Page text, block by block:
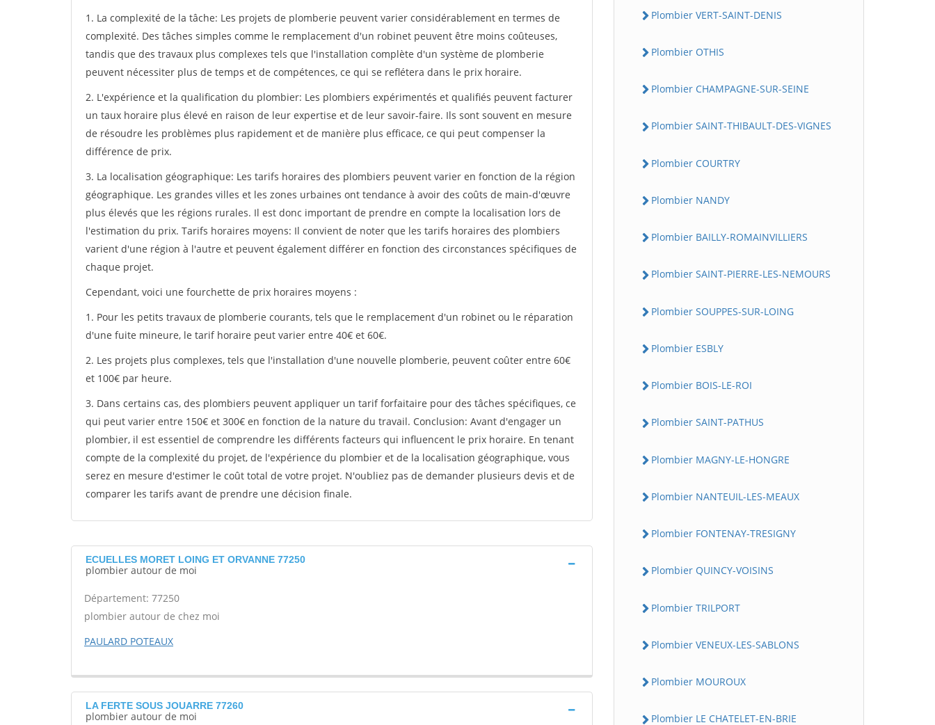
1. La complexité de la tâche: Les projets de plomberie peuvent varier considérablement en termes de
complexité. Des tâches simples comme le remplacement d'un robinet peuvent être moins coûteuses,
tandis que des travaux plus complexes tels que l'installation complète d'un système de plomberie
peuvent nécessiter plus de temps et de compétences, ce qui se reflétera dans le prix horaire.
2. L'expérience et la qualification du plombier: Les plombiers expérimentés et qualifiés peuvent facturer
un taux horaire plus élevé en raison de leur expertise et de leur savoir-faire. Ils sont souvent en mesure
de résoudre les problèmes plus rapidement et de manière plus efficace, ce qui peut compenser la
différence de prix.
3. La localisation géographique: Les tarifs horaires des plombiers peuvent varier en fonction de la région
géographique. Les grandes villes et les zones urbaines ont tendance à avoir des coûts de main-d'œuvre
plus élevés que les régions rurales. Il est donc important de prendre en compte la localisation lors de
l'estimation du prix. Tarifs horaires moyens: Il convient de noter que les tarifs horaires des plombiers
varient d'une région à l'autre et peuvent également différer en fonction des circonstances spécifiques de
chaque projet.
Cependant, voici une fourchette de prix horaires moyens :
1. Pour les petits travaux de plomberie courants, tels que le remplacement d'un robinet ou le réparation
d'une fuite mineure, le tarif horaire peut varier entre 40€ et 60€.
2. Les projets plus complexes, tels que l'installation d'une nouvelle plomberie, peuvent coûter entre 60€
et 100€ par heure.
3. Dans certains cas, des plombiers peuvent appliquer un tarif forfaitaire pour des tâches spécifiques, ce
qui peut varier entre 150€ et 300€ en fonction de la nature du travail. Conclusion: Avant d'engager un
plombier, il est essentiel de comprendre les différents facteurs qui influencent le prix horaire. En tenant
compte de la complexité du projet, de l'expérience du plombier et de la localisation géographique, vous
serez en mesure d'estimer le coût total de votre projet. N'oubliez pas de demander plusieurs devis et de
comparer les tarifs avant de prendre une décision finale.
ECUELLES MORET LOING ET ORVANNE 77250
plombier autour de moi
Département: 77250
plombier autour de chez moi
PAULARD POTEAUX
LA FERTE SOUS JOUARRE 77260
plombier autour de moi
Plombier VERT-SAINT-DENIS
Plombier OTHIS
Plombier CHAMPAGNE-SUR-SEINE
Plombier SAINT-THIBAULT-DES-VIGNES
Plombier COURTRY
Plombier NANDY
Plombier BAILLY-ROMAINVILLIERS
Plombier SAINT-PIERRE-LES-NEMOURS
Plombier SOUPPES-SUR-LOING
Plombier ESBLY
Plombier BOIS-LE-ROI
Plombier SAINT-PATHUS
Plombier MAGNY-LE-HONGRE
Plombier NANTEUIL-LES-MEAUX
Plombier FONTENAY-TRESIGNY
Plombier QUINCY-VOISINS
Plombier TRILPORT
Plombier VENEUX-LES-SABLONS
Plombier MOUROUX
Plombier LE CHATELET-EN-BRIE